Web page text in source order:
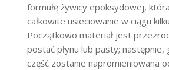
formułę żywicy epoksydowej,
całkowite usieciowanie w ciągu
Początkowo materiał jest
postać płynu lub pasty; następnie,
część zostanie napromieniowana